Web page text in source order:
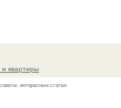
спешки и лишнего
квартиры
интересные статьи